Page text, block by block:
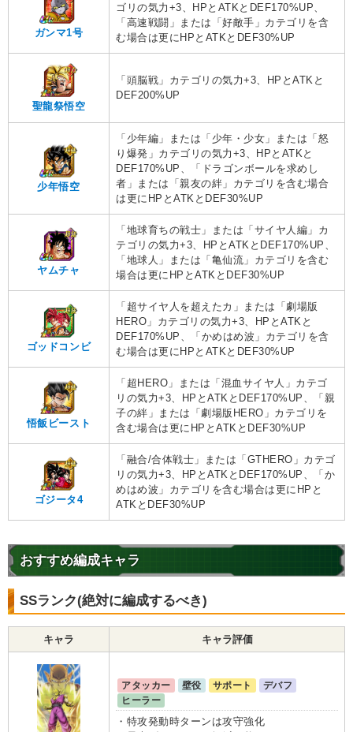
ガンマ1号
ゴリの気力+3、HPとATKとDEF170%UP、
「高速戦闘」または「好敵手」カテゴリを含
む場合は更にHPとATKとDEF30%UP
聖龍祭悟空
「頭脳戦」カテゴリの気力+3、HPとATKと
DEF200%UP
少年悟空
「少年編」または「少年・少女」または「怒
り爆発」カテゴリの気力+3、HPとATKと
DEF170%UP、「ドラゴンボールを求めし
者」または「親友の絆」カテゴリを含む場合
は更にHPとATKとDEF30%UP
ヤムチャ
「地球育ちの戦士」または「サイヤ人編」カ
テゴリの気力+3、HPとATKとDEF170%UP、
「地球人」または「亀仙流」カテゴリを含む
場合は更にHPとATKとDEF30%UP
ゴッドコンビ
「超サイヤ人を超えたカ」または「劇場版
HERO」カテゴリの気力+3、HPとATKと
DEF170%UP、「かめはめ波」カテゴリを含
む場合は更にHPとATKとDEF30%UP
悟飯ビースト
「超HERO」または「混血サイヤ人」カテゴ
リの気力+3、HPとATKとDEF170%UP、「親
子の絆」または「劇場版HERO」カテゴリを
含む場合は更にHPとATKとDEF30%UP
ゴジータ4
「融合/合体戦士」または「GTHERO」カテゴ
リの気力+3、HPとATKとDEF170%UP、「か
めはめ波」カテゴリを含む場合は更にHPと
ATKとDEF30%UP
おすすめ編成キャラ
SSランク(絶対に編成するべき)
キャラ キャラ評価
アタッカー 壁役 サポート
デバフ
ヒーラー
・特攻発動時ターンは攻守強化